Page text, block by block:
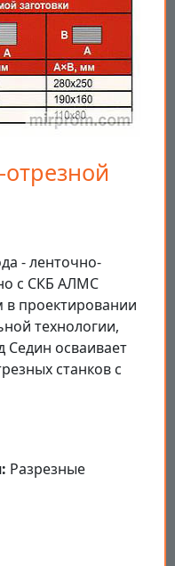
- ленточно-
с СКБ АЛМС
в проектировании
технологии,
Седин осваивает
станков с
Разрезные